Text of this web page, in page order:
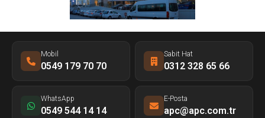
Mobil
0549 179 70 70
Sabit Hat
0312 328 65 66
WhatsApp
0549 544 14 14
E-Posta
apc@apc.com.tr